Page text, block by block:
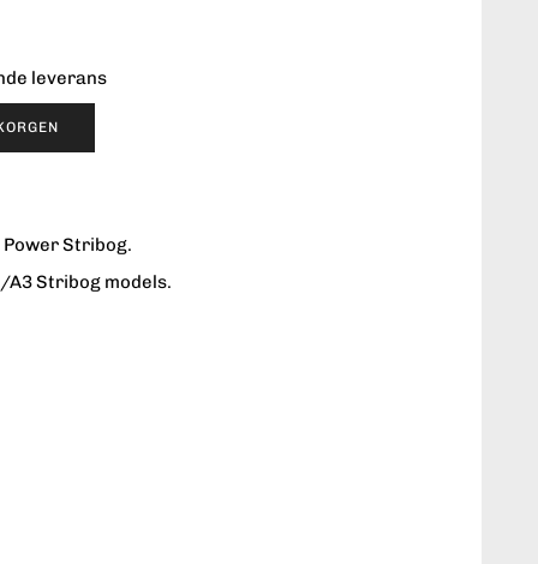
leverans
Stribog.
Stribog models.